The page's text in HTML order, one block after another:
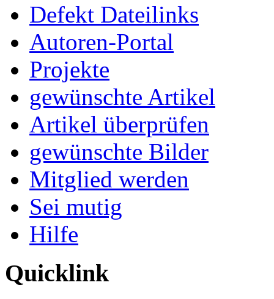
Defekt Dateilinks
Autoren-Portal
Projekte
gewünschte Artikel
Artikel überprüfen
gewünschte Bilder
Mitglied werden
Sei mutig
Hilfe
Quicklink